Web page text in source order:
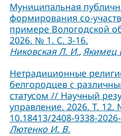
Муниципальная
формирования со-
примере Вологодской
2026. № 1. С. 3-16.
Никовская Л. И., Якимец
Нетрадиционные
белгородцев с
статусом // Научный
управление. 2026. Т. 12.
10.18413/2408-9338-
Лютенко И. В.